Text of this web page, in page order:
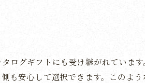
ログギフトにも受け継がれていま
も安心して選択できます。このよ